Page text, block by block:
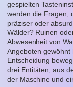
gespielten
werden die Fragen,
präziser oder
Wälder? Ruinen
Abwesenheit von
Angeboten gewöhnt
Entscheidung
drei Entitäten, aus
der Maschine und